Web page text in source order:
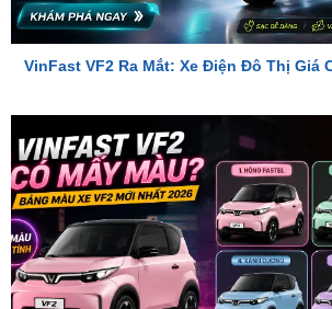
VinFast VF2 Ra Mắt: Xe Điện Đô Thị Giá